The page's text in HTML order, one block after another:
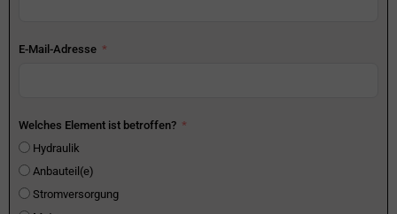
E-Mail-Adresse
Welches Element ist betroffen?
Hydraulik
Anbauteil(e)
Stromversorgung